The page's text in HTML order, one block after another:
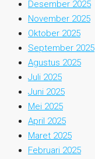
Desember 2025
November 2025
Oktober 2025
September 2025
Agustus 2025
Juli 2025
Juni 2025
Mei 2025
April 2025
Maret 2025
Februari 2025